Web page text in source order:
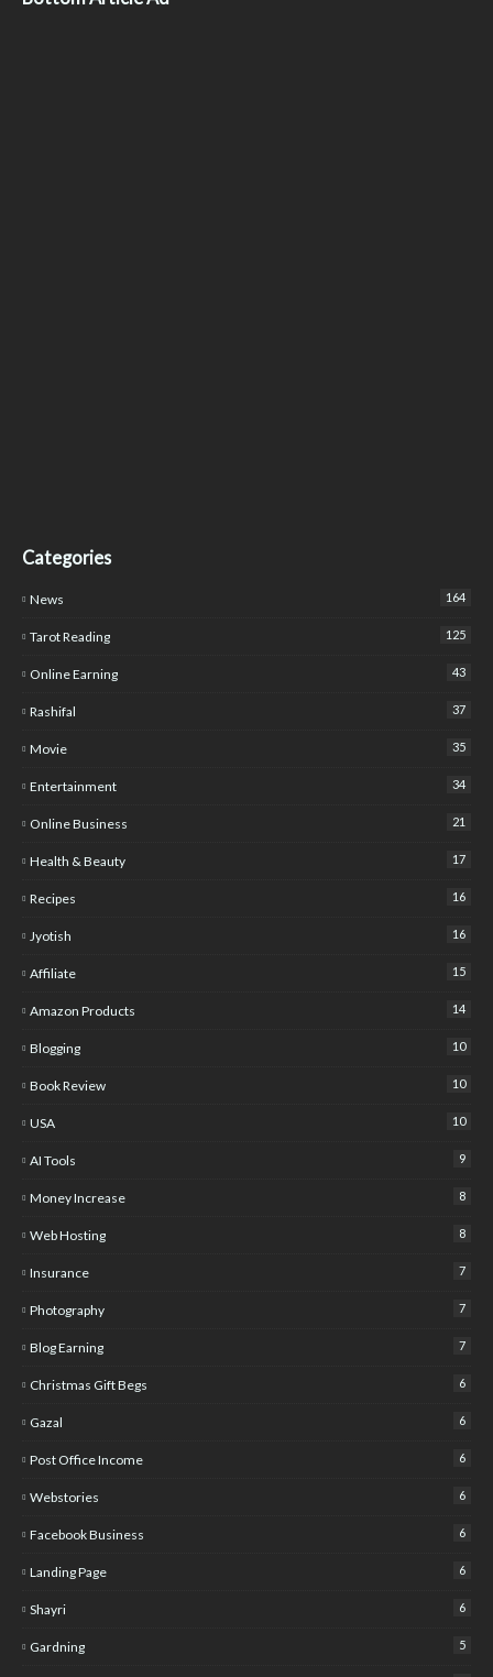
Categories
News 164
Tarot Reading 125
Online Earning 43
Rashifal 37
Movie 35
Entertainment 34
Online Business 21
Health & Beauty 17
Recipes 16
Jyotish 16
Affiliate 15
Amazon Products 14
Blogging 10
Book Review 10
USA 10
AI Tools 9
Money Increase 8
Web Hosting 8
Insurance 7
Photography 7
Blog Earning 7
Christmas Gift Begs 6
Gazal 6
Post Office Income 6
Webstories 6
Facebook Business 6
Landing Page 6
Shayri 6
Gardning 5